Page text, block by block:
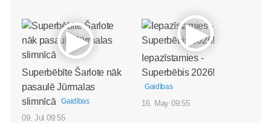
Superbēbīte Šarlote nāk
pasaulē Jūrmalas
slimnīcā
Gaidības
09. Jul 09:55
Iepazīstamies -
Superbēbis 2026!
Gaidības
16. May 09:55